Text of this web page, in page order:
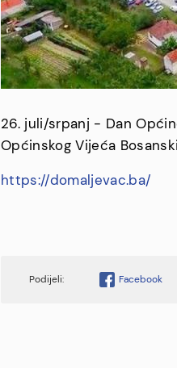
26. juli/srpanj - Dan
Općinskog Vijeća
https://domaljevac.ba/
Facebook